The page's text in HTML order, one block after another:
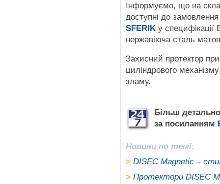
Інформуємо, що на
доступні до
SFERIK у специфікації
нержавіюча сталь
Захисний протектор
циліндрового
зламу.
Більш
за посиланням
Новини по темі:
> DISEC Magnetic –
> Протектори DISEC